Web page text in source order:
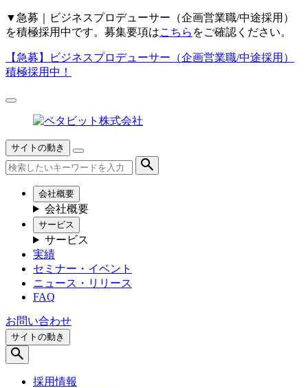
▼ 急募｜ビジネスプロデューサー（企画営業職/中途採用）
を積極採用中です。募集要項はこちら をご確認ください。
【急募】
ビジネスプロデューサー（企画営業職/中途採用）
積極採用中！
サイトの動き
会社概要
会社概要
サービス
サービス
実績
セミナー・イベント
ニュース・リリース
FAQ
お問い合わせ
サイトの動き
採用情報